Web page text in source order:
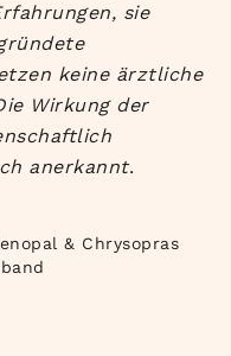
sie
keine ärztliche
Wirkung der
anerkannt.
& Chrysopras